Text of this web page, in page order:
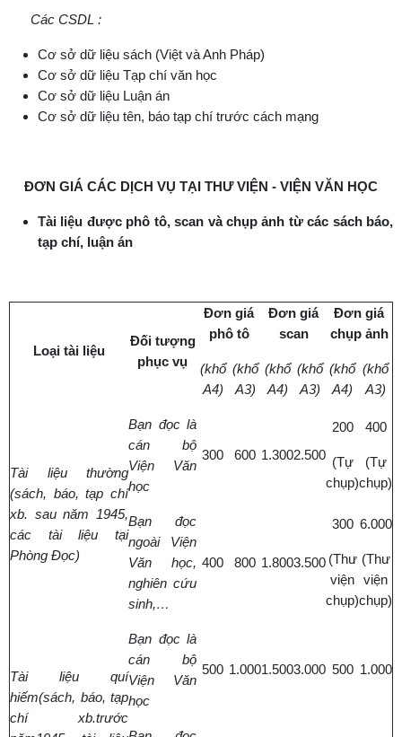
Các CSDL :
Cơ sở dữ liệu sách (Việt và Anh Pháp)
Cơ sở dữ liệu Tạp chí văn học
Cơ sở dữ liệu Luận án
Cơ sở dữ liệu tên, báo tạp chí trước cách mạng
ĐƠN GIÁ CÁC DỊCH VỤ TẠI THƯ VIỆN - VIỆN VĂN HỌC
Tài liệu được phô tô, scan và chụp ảnh từ các sách báo,
tạp chí, luận án
Loại tài liệu
Đối tượng
phục vụ
Đơn giá
phô tô
Đơn giá
scan
Đơn giá
chụp ảnh
(khổ
A4)
(khổ
A3)
(khổ
A4)
(khổ
A3)
(khổ
A4)
(khổ
A3)
Tài liệu thường
(sách, báo, tạp chí
xb. sau năm 1945,
các tài liệu tại
Phòng Đọc)
Bạn đọc là
cán bộ
Viện Văn
học
300 600 1.3002.500
200
(Tự
chụp)
400
(Tự
chụp)
Bạn đọc
ngoài Viện
Văn học,
nghiên cứu
sinh,…
400 800 1.8003.500
300
(Thư
viện
chụp)
6.000
(Thư
viện
chụp)
Tài liệu quí
hiếm(sách, báo, tạp
chí xb.trước
Bạn đọc là
cán bộ
Viện Văn
học
500 1.0001.5003.000 500 1.000